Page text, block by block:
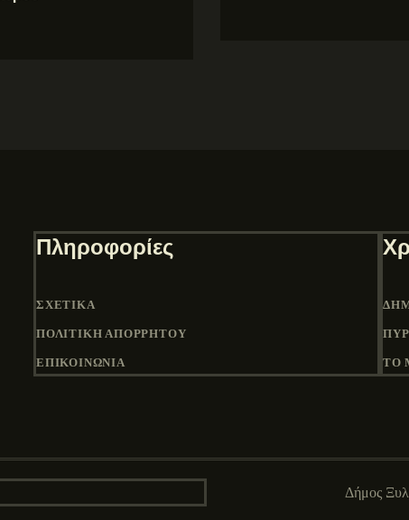
Πληροφορίες
ΣΧΕΤΙΚΆ
ΠΟΛΙΤΙΚΉ ΑΠΟΡΡΉΤΟΥ
ΕΠΙΚΟΙΝΩΝΙΑ ΤΟ
Δήμος